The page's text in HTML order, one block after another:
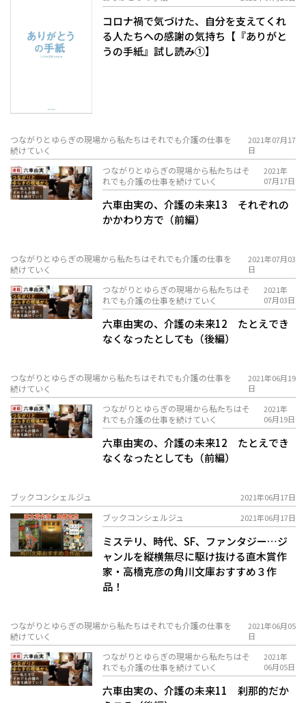
コロナ禍で気づけた、自分を支えてくれ
る人たちへの感謝の気持ち【『ありがと
うの手紙』試し読み①】
つながりとゆらぎの現場から――私たちはそれでも介護の仕事を
続けていく
2021年07月17
日
つながりとゆらぎの現場から――私たちはそ
れでも介護の仕事を続けていく
2021年
07月17日
六車由実の、介護の未来13 それぞれの
かかわり方で（前編）
つながりとゆらぎの現場から――私たちはそれでも介護の仕事を
続けていく
2021年07月03
日
つながりとゆらぎの現場から――私たちはそ
れでも介護の仕事を続けていく
2021年
07月03日
六車由実の、介護の未来12 たとえでき
なくなったとしても（後編）
つながりとゆらぎの現場から――私たちはそれでも介護の仕事を
続けていく
2021年06月19
日
つながりとゆらぎの現場から――私たちはそ
れでも介護の仕事を続けていく
2021年
06月19日
六車由実の、介護の未来12 たとえでき
なくなったとしても（前編）
ブックコンシェルジュ 2021年06月17日
ブックコンシェルジュ 2021年06月17日
ミステリ、時代、SF、ファンタジー…ジ
ャンルを縦横無尽に駆け抜ける直木賞作
家・高橋克彦の角川文庫おすすめ３作
品！
つながりとゆらぎの現場から――私たちはそれでも介護の仕事を
続けていく
2021年06月05
日
つながりとゆらぎの現場から――私たちはそ
れでも介護の仕事を続けていく
2021年
06月05日
六車由実の、介護の未来11 刹那的だか